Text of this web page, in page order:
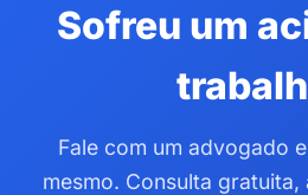
Sofreu um
Fale com um advogado
mesmo. Consulta gratuita,